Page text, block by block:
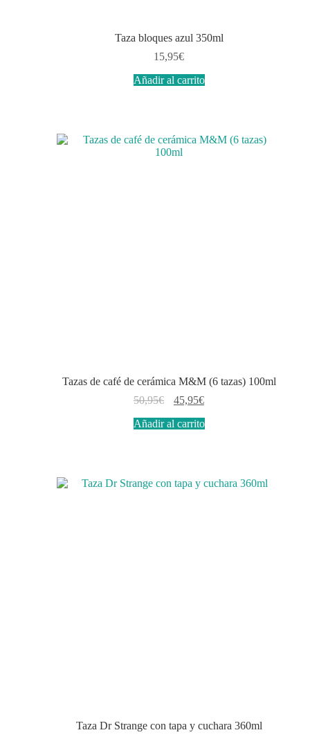
Taza bloques azul 350ml
15,95€
Añadir al carrito
Tazas de café de cerámica M&M (6 tazas) 100ml
50,95€
El
original
45,95€El
actual
Añadir al carrito
Taza Dr Strange con tapa y cuchara 360ml